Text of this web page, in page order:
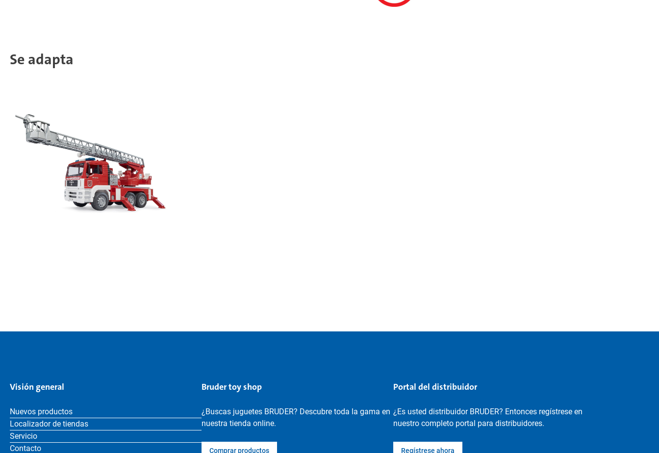
Se adapta
Visión general
Nuevos productos
Localizador de tiendas
Servicio
Contacto
Bruder toy shop
¿Buscas juguetes BRUDER? Descubre toda la gama en
nuestra tienda online.
Comprar productos
Portal del distribuidor
¿Es usted distribuidor BRUDER? Entonces regístrese en
nuestro completo portal para distribuidores.
Regístrese ahora